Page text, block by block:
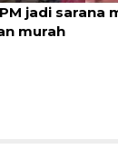
jadi sarana
murah